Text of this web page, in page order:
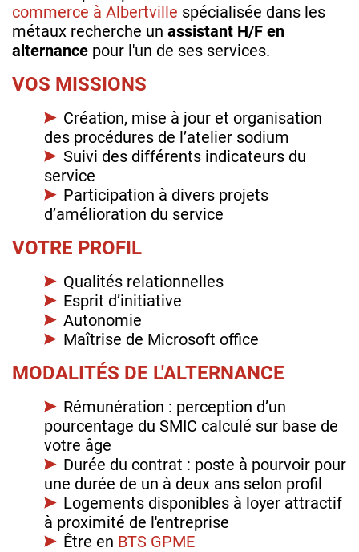
commerce à Albertville spécialisée dans les
métaux recherche un assistant H/F en
alternance pour l'un de ses services.
VOS MISSIONS​
Création, mise à jour et organisation
des procédures de l’atelier sodium​
Suivi des différents indicateurs du
service
Participation à divers projets
d’amélioration du service​
VOTRE PROFIL
Qualités relationnelles​
Esprit d’initiative​
Autonomie ​
Maîtrise de Microsoft office
MODALITÉS DE L'ALTERNANCE
Rémunération : perception d’un
pourcentage du SMIC calculé sur base de
votre âge
Durée du contrat : poste à pourvoir pour
une durée de un à deux ans selon profil
Logements disponibles à loyer attractif
à proximité de l'entreprise
Être en BTS GPME